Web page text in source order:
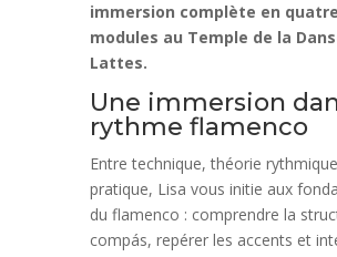
immersion complète en quatre
modules au Temple de la
Lattes.
Une immersion
rythme flamenco
Entre technique, théorie
pratique, Lisa vous initie aux
du flamenco : comprendre la
compás, repérer les accents et